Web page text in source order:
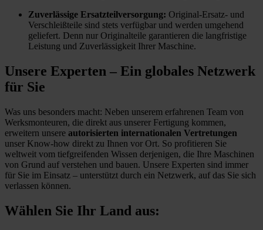
Zuverlässige Ersatzteilversorgung: Original-Ersatz- und
Verschleißteile sind stets verfügbar und werden umgehend
geliefert. Denn nur Originalteile garantieren die langfristige
Leistung und Zuverlässigkeit Ihrer Maschine.
Unsere Experten – Ein globales Netzwerk
für Sie
Was uns besonders macht: Neben unserem erfahrenen Team von
Werksmonteuren, die direkt aus unserer Fertigung kommen,
erweitern unsere autorisierten internationalen Vertretungen
unser Know-how direkt zu Ihnen vor Ort. So profitieren Sie
weltweit vom tiefgreifenden Wissen derjenigen, die Ihre Maschinen
von Grund auf verstehen und bauen. Unsere Experten sind immer
für Sie im Einsatz – unterstützt durch ein Netzwerk, auf das Sie sich
verlassen können.
Wählen Sie Ihr Land aus: